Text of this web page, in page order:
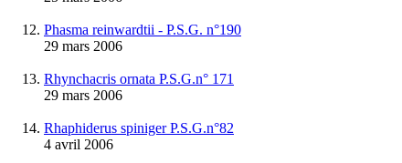
Phasma reinwardtii - P.S.G. n°190
29 mars 2006
Rhynchacris ornata P.S.G.n° 171
29 mars 2006
Rhaphiderus spiniger P.S.G.n°82
4 avril 2006